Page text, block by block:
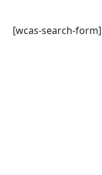
[wcas-search-form]